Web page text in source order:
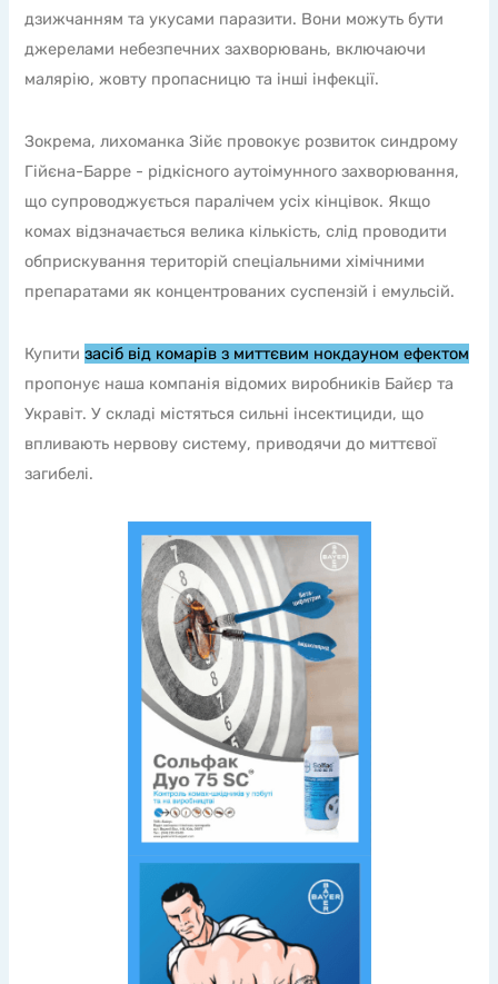
дзижчанням та укусами паразити. Вони можуть бути
джерелами небезпечних захворювань, включаючи
малярію, жовту пропасницю та інші інфекції.
Зокрема, лихоманка Зійє провокує розвиток синдрому
Гійєна-Барре - рідкісного аутоімунного захворювання,
що супроводжується паралічем усіх кінцівок. Якщо
комах відзначається велика кількість, слід проводити
обприскування територій спеціальними хімічними
препаратами як концентрованих суспензій і емульсій.
Купитизасіб від комарів з миттєвим нокдауном ефектом
пропонує наша компанія відомих виробників Байєр та
Укравіт. У складі містяться сильні інсектициди, що
впливають нервову систему, приводячи до миттєвої
загибелі.